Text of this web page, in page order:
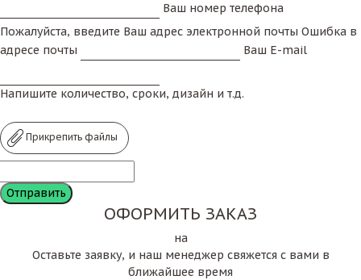
Ваш номер телефона
Пожалуйста, введите Ваш адрес электронной почты Ошибка в
адресе почты
Ваш E-mail
Напишите количество, сроки, дизайн и т.д.
Прикрепить файлы
ОФОРМИТЬ ЗАКАЗ
на
Оставьте заявку, и наш менеджер свяжется с вами в
ближайшее время